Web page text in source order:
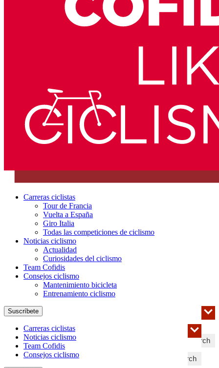
Carreras ciclistas
Tour de Francia
Vuelta a España
Giro Italia
Todas las competiciones de ciclismo
Noticias ciclismo
Actualidad
Curiosidades del ciclismo
Team Cofidis
Consejos ciclismo
Mantenimiento bicicleta
Entrenamiento ciclismo
Search
Suscríbete
Search
Carreras ciclistas
Noticias ciclismo
Team Cofidis
Consejos ciclismo